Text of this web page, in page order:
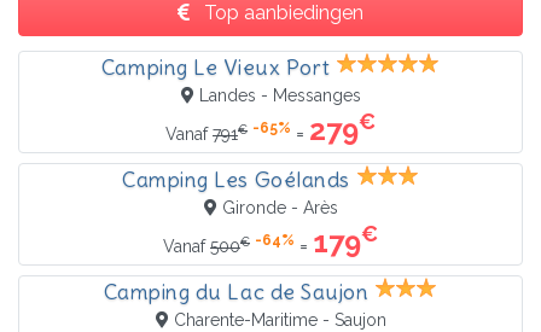
Top aanbiedingen
Camping Le Vieux Port
Landes - Messanges
Vanaf791€ -65% = 279€
Camping Les Goélands
Gironde - Arès
Vanaf500€ -64% = 179€
Camping du Lac de Saujon
Charente-Maritime - Saujon